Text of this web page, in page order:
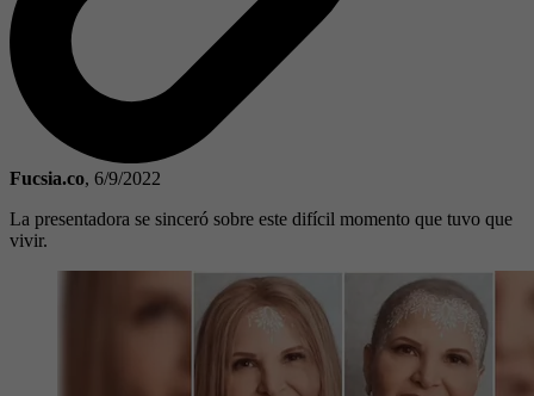
Fucsia.co, 6/9/2022
La presentadora se sinceró sobre este difícil momento que tuvo que
vivir.